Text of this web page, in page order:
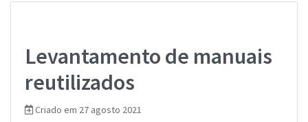
Levantamento de manuais
reutilizados
Criado em 27 agosto 2021